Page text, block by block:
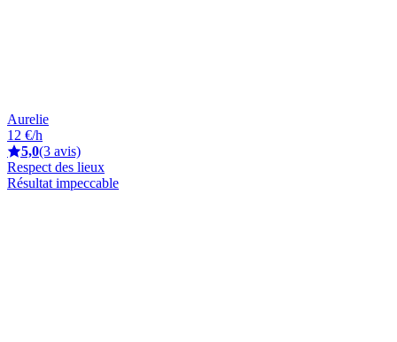
Aurelie
12 €/h
5,0(3 avis)
Respect des lieux
Résultat impeccable